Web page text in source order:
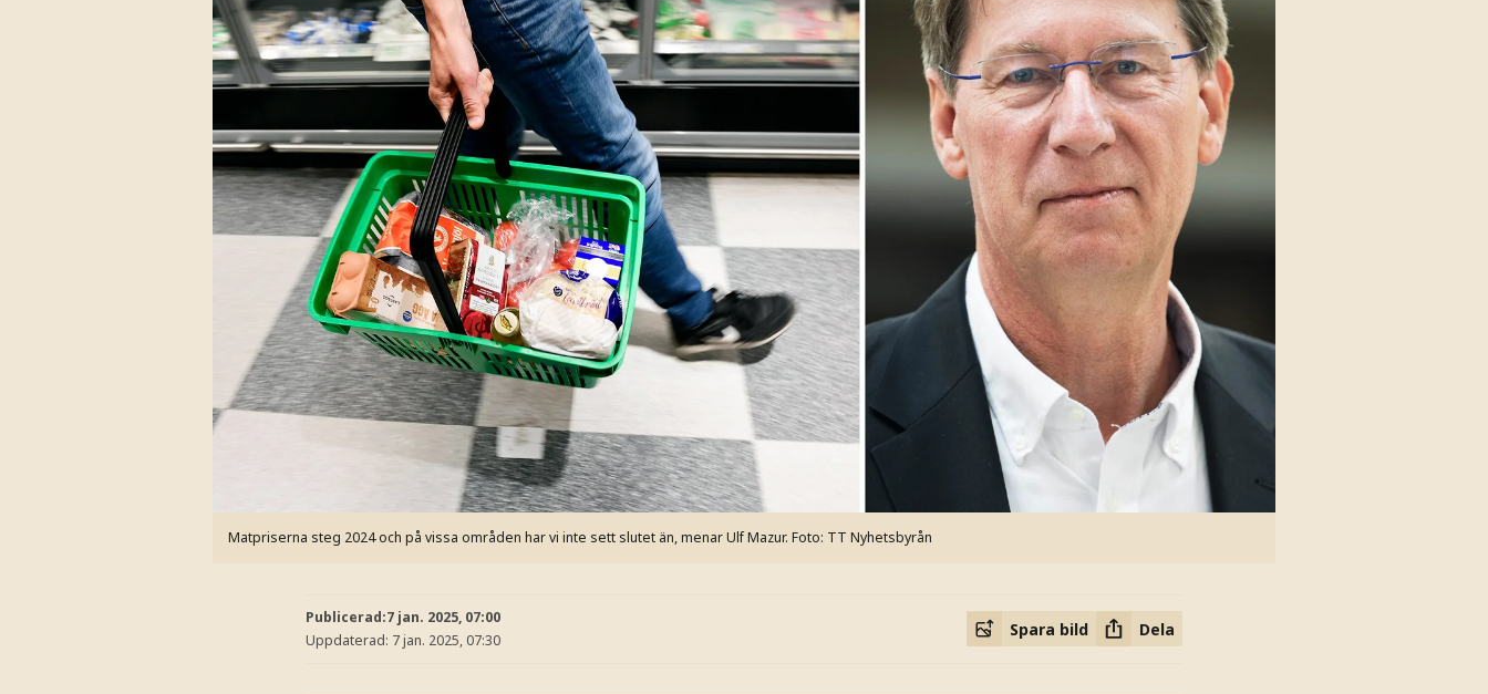
Matpriserna steg 2024 och på vissa områden har vi inte sett slutet än, menar Ulf Mazur. Foto: TT Nyhetsbyrån
Publicerad:7 jan. 2025, 07:00
Uppdaterad: 7 jan. 2025, 07:30
Spara bild Dela